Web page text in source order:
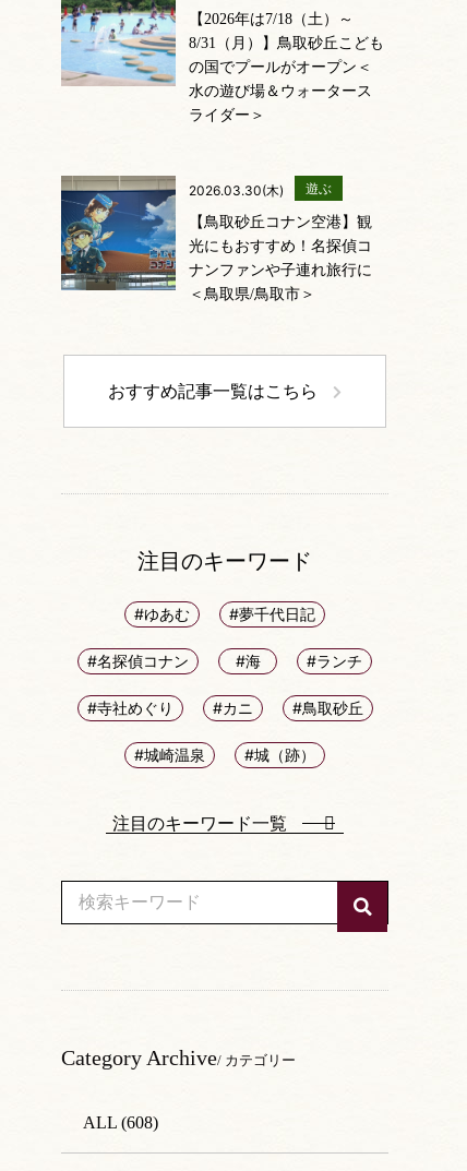
【2026年は7/18（土）～
8/31（月）】鳥取砂丘こども
の国でプールがオープン＜
水の遊び場＆ウォータース
ライダー＞
2026.03.30(木) 遊ぶ
【鳥取砂丘コナン空港】観
光にもおすすめ！名探偵コ
ナンファンや子連れ旅行に
＜鳥取県/鳥取市＞
おすすめ記事一覧はこちら
注目のキーワード
#ゆあむ #夢千代日記
#名探偵コナン #海 #ランチ
#寺社めぐり #カニ #鳥取砂丘
#城崎温泉 #城（跡）
注目のキーワード一覧
Category Archive/ カテゴリー
ALL (608)